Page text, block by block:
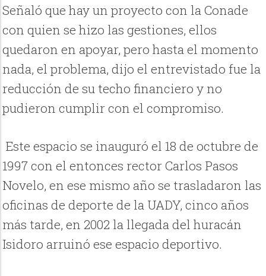
Señaló que hay un proyecto con la Conade
con quien se hizo las gestiones, ellos
quedaron en apoyar, pero hasta el momento
nada, el problema, dijo el entrevistado fue la
reducción de su techo financiero y no
pudieron cumplir con el compromiso.
Este espacio se inauguró el 18 de octubre de
1997 con el entonces rector Carlos Pasos
Novelo, en ese mismo año se trasladaron las
oficinas de deporte de la UADY, cinco años
más tarde, en 2002 la llegada del huracán
Isidoro arruinó ese espacio deportivo.